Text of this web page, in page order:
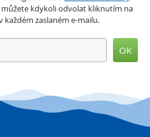
můžete kdykoli odvolat kliknutím na
každém zaslaném e-mailu.
OK